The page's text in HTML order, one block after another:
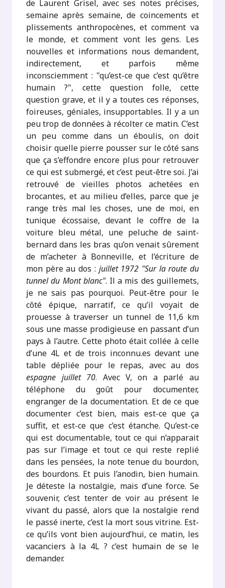
de Laurent Grisel, avec ses notes précises,
semaine après semaine, de coincements et
plissements anthropocènes, et comment va
le monde, et comment vont les gens. Les
nouvelles et informations nous demandent,
indirectement, et parfois même
inconsciemment : "qu’est-ce que c’est qu’être
humain ?", cette question folle, cette
question grave, et il y a toutes ces réponses,
foireuses, géniales, insupportables. Il y a un
peu trop de données à récolter ce matin. C’est
un peu comme dans un éboulis, on doit
choisir quelle pierre pousser sur le côté sans
que ça s’effondre encore plus pour retrouver
ce qui est submergé, et c’est peut-être soi. J’ai
retrouvé de vieilles photos achetées en
brocantes, et au milieu d’elles, parce que je
range très mal les choses, une de moi, en
tunique écossaise, devant le coffre de la
voiture bleu métal, une peluche de saint-
bernard dans les bras qu’on venait sûrement
de m’acheter à Bonneville, et l’écriture de
mon père au dos : juillet 1972 "Sur la route du
tunnel du Mont blanc". Il a mis des guillemets,
je ne sais pas pourquoi. Peut-être pour le
côté épique, narratif, ce qu’il voyait de
prouesse à traverser un tunnel de 11,6 km
sous une masse prodigieuse en passant d’un
pays à l’autre. Cette photo était collée à celle
d’une 4L et de trois inconnu.es devant une
table dépliée pour le repas, avec au dos
espagne juillet 70. Avec V, on a parlé au
téléphone du goût pour documenter,
engranger de la documentation. Et de ce que
documenter c’est bien, mais est-ce que ça
suffit, et est-ce que c’est étanche. Qu’est-ce
qui est documentable, tout ce qui n’apparait
pas sur l’image et tout ce qui reste replié
dans les pensées, la note tenue du bourdon,
des bourdons. Et puis l’anodin, bien humain.
Je déteste la nostalgie, mais d’une force. Se
souvenir, c’est tenter de voir au présent le
vivant du passé, alors que la nostalgie rend
le passé inerte, c’est la mort sous vitrine. Est-
ce qu’ils vont bien aujourd’hui, ce matin, les
vacanciers à la 4L ? c’est humain de se le
demander.